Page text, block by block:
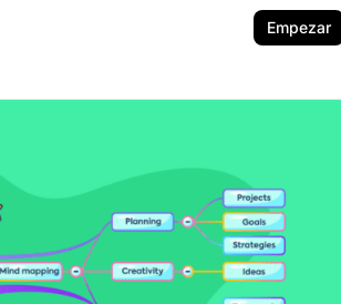
Empezar